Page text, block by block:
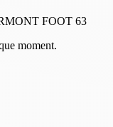
FOOT 63
moment.